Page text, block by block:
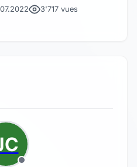
3'717 vues